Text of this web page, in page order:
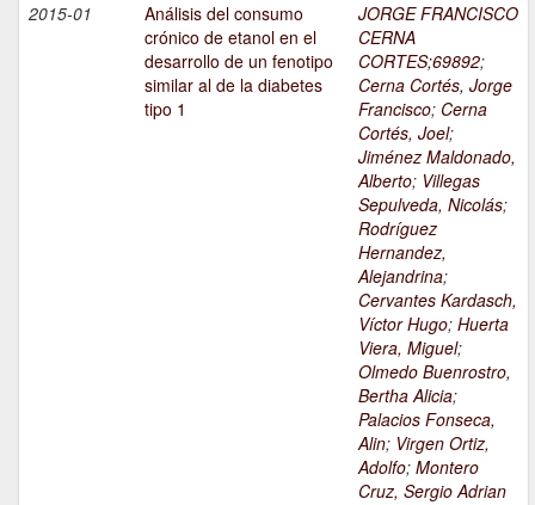
2015-01
Análisis del consumo
crónico de etanol en el
desarrollo de un fenotipo
similar al de la diabetes
tipo 1
JORGE FRANCISCO
CERNA
CORTES;69892;
Cerna Cortés, Jorge
Francisco; Cerna
Cortés, Joel;
Jiménez Maldonado,
Alberto; Villegas
Sepulveda, Nicolás;
Rodríguez
Hernandez,
Alejandrina;
Cervantes Kardasch,
Víctor Hugo; Huerta
Viera, Miguel;
Olmedo Buenrostro,
Bertha Alicia;
Palacios Fonseca,
Alin; Virgen Ortiz,
Adolfo; Montero
Cruz, Sergio Adrian